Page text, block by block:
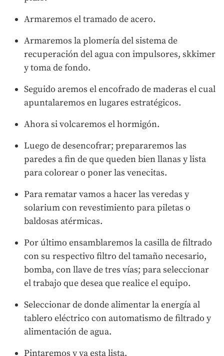
Armaremos el tramado de acero.
Armaremos la plomería del sistema de
recuperación del agua con impulsores, skkimer
y toma de fondo.
Seguido aremos el encofrado de maderas el cual
apuntalaremos en lugares estratégicos.
Ahora si volcaremos el hormigón.
Luego de desencofrar; prepararemos las
paredes a fin de que queden bien llanas y lista
para colorear o poner las venecitas.
Para rematar vamos a hacer las veredas y
solarium con revestimiento para piletas o
baldosas atérmicas.
Por último ensamblaremos la casilla de filtrado
con su respectivo filtro del tamaño necesario,
bomba, con llave de tres vías; para seleccionar
el trabajo que desea que realice el equipo.
Seleccionar de donde alimentar la energía al
tablero eléctrico con automatismo de filtrado y
alimentación de agua.
Pintaremos y ya esta lista.